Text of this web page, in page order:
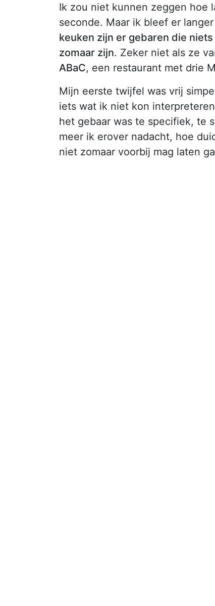
Ik zou niet kunnen zeggen hoe
seconde. Maar ik bleef er
keuken zijn er gebaren die
zomaar zijn. Zeker niet als ze
ABaC, een restaurant met drie
Mijn eerste twijfel was vrij
iets wat ik niet kon
het gebaar was te specifiek, te
meer ik erover nadacht, hoe
niet zomaar voorbij mag laten